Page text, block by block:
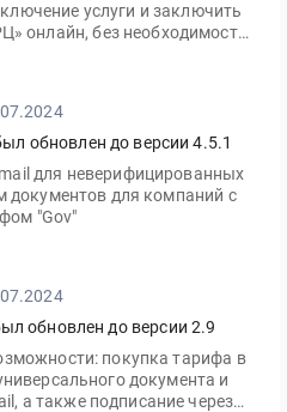
услуги и заключить
онлайн, без необходимости
обновлен до версии 4.5.1
для неверифицированных
документов для компаний с
"Gov"
обновлен до версии 2.9
покупка тарифа в
документа и
а также подписание через